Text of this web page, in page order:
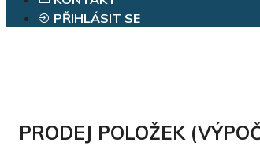
PŘIHLÁSIT SE
PRODEJ POLOŽEK